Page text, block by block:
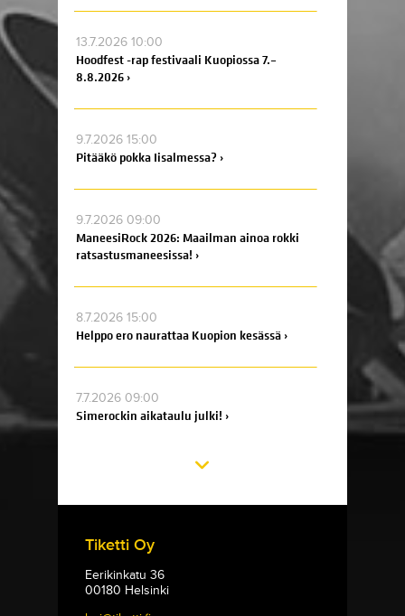
13.7.2026 10:00
Hoodfest -rap festivaali Kuopiossa 7.–
8.8.2026 ›
9.7.2026 15:00
Pitääkö pokka Iisalmessa? ›
9.7.2026 09:00
ManeesiRock 2026: Maailman ainoa rokki
ratsastusmaneesissa! ›
8.7.2026 15:00
Helppo ero naurattaa Kuopion kesässä ›
7.7.2026 09:00
Simerockin aikataulu julki! ›
Tiketti Oy
Eerikinkatu 36
00180 Helsinki